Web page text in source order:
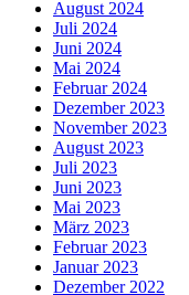
August 2024
Juli 2024
Juni 2024
Mai 2024
Februar 2024
Dezember 2023
November 2023
August 2023
Juli 2023
Juni 2023
Mai 2023
März 2023
Februar 2023
Januar 2023
Dezember 2022